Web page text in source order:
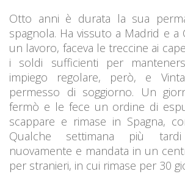
Otto anni è durata la sua
spagnola. Ha vissuto a Madrid e a
un lavoro, faceva le treccine ai
i soldi sufficienti per
impiego regolare, però, e
permesso di soggiorno. Un
fermò e le fece un ordine di
scappare e rimase in Spagna,
Qualche settimana più
nuovamente e mandata in un
per stranieri, in cui rimase per 30